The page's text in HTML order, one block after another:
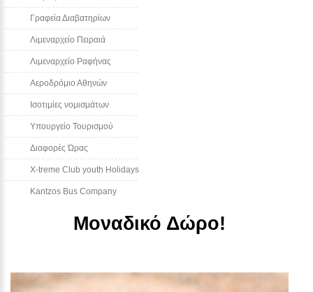
Γραφεία Διαβατηρίων
Λιμεναρχείο Πειραιά
Λιμεναρχείο Ραφήνας
Αεροδρόμιο Αθηνών
Ισοτιμίες νομισμάτων
Υπουργείο Τουρισμού
Διαφορές Ώρας
Χ-treme Club youth Holidays
Kantzos Bus Company
Μοναδικό Δώρο!